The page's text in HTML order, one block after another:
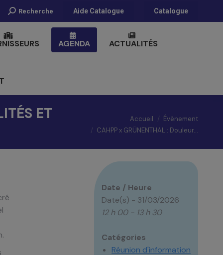
Recherche
Recherche Aide Catalogue Catalogue
AGENDA ACTUALITÉS
ET
Accueil
Évènement
CAHPP x GRÜNENTHAL : Douleur…
Date / Heure
Date(s) - 31/03/2026
12 h 00 - 13 h 30
Catégories
Réunion d'information